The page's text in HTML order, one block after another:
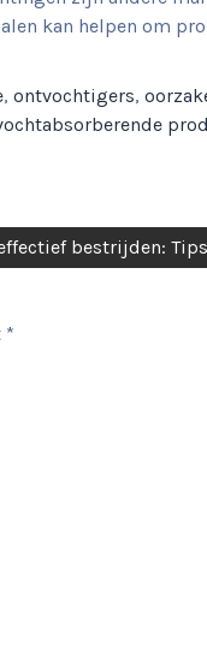
kan helpen om
, ontvochtigers,
bestrijden:
*